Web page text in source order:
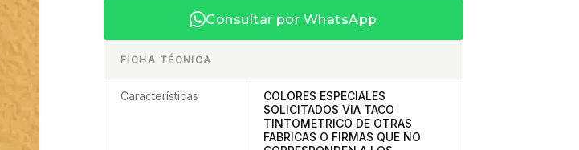
Consultar por WhatsApp
FICHA TÉCNICA
Características
COLORES ESPECIALES
SOLICITADOS VIA TACO
TINTOMETRICO DE OTRAS
FABRICAS O FIRMAS QUE NO